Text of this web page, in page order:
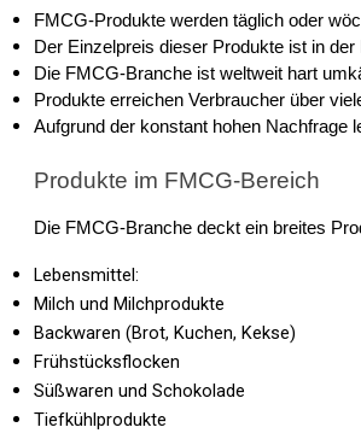
FMCG-Produkte werden täglich oder
Der Einzelpreis dieser Produkte ist in
Die FMCG-Branche ist weltweit hart
Produkte erreichen Verbraucher über
Aufgrund der konstant hohen Nachfrage
Produkte im FMCG-Bereich
Die FMCG-Branche deckt ein breites
Lebensmittel:
Milch und Milchprodukte
Backwaren (Brot, Kuchen, Kekse)
Frühstücksflocken
Süßwaren und Schokolade
Tiefkühlprodukte